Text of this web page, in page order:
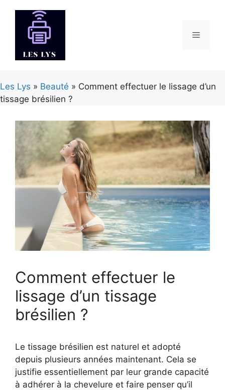
contenu
Menu
Les Lys » Beauté » Comment effectuer le lissage d’un
tissage brésilien ?
Comment effectuer le
lissage d’un tissage
brésilien ?
Le tissage brésilien est naturel et adopté
depuis plusieurs années maintenant. Cela se
justifie essentiellement par leur grande capacité
à adhérer à la chevelure et faire penser qu’il